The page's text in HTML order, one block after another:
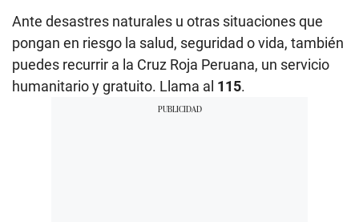
Ante desastres naturales u otras situaciones que
pongan en riesgo la salud, seguridad o vida, también
puedes recurrir a la Cruz Roja Peruana, un servicio
humanitario y gratuito. Llama al 115.